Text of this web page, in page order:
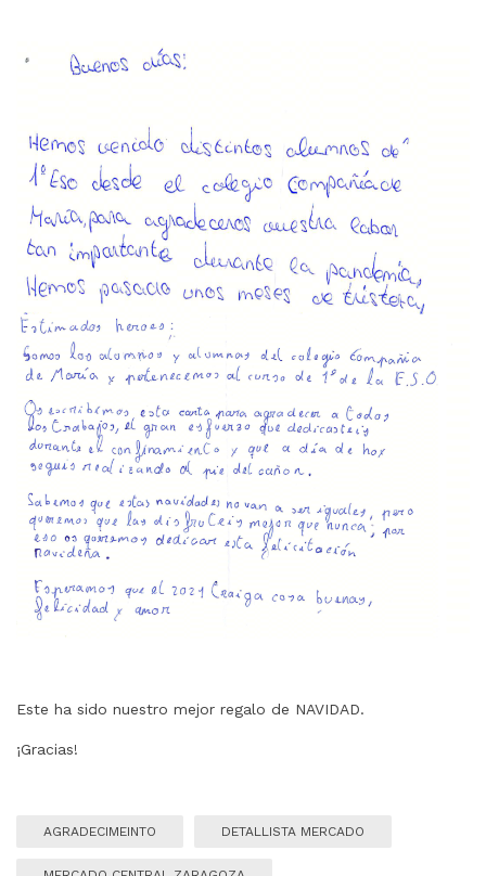
Este ha sido nuestro mejor regalo de NAVIDAD.
¡Gracias!
AGRADECIMEINTO DETALLISTA MERCADO